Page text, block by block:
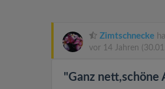
Zimtschnecke
vor 14 Jahren
"Ganz nett,schöne